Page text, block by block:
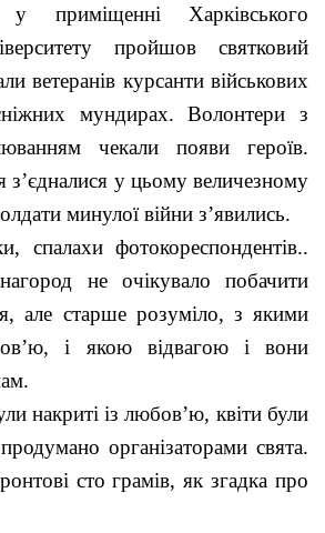
Харківського
пройшов святковий
ветеранів курсанти військових
мундирах. Волонтери з
чекали появи героїв.
з’єдналися у цьому величезному
минулої війни з’явились.
спалахи фотокореспондентів..
нагород не очікувало побачити
але старше розуміло, з якими
і якою відвагою і вони
накриті із любов’ю, квіти були
організаторами свята.
сто грамів, як згадка про